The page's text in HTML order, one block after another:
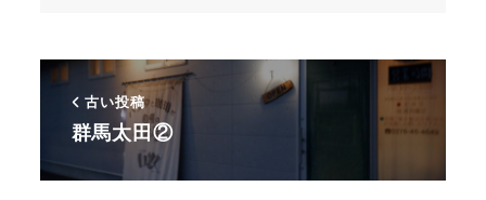
古い投稿
群馬太田②